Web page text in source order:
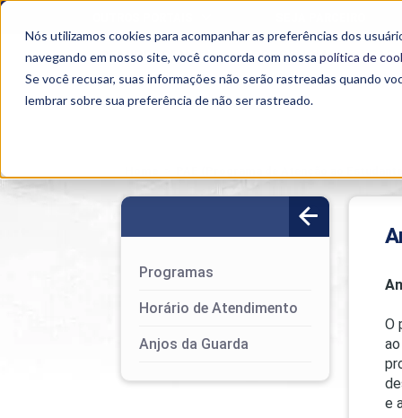
Nós utilizamos cookies para acompanhar as preferências dos
navegando em nosso site, você concorda com nossa política de
Se você recusar, suas informações não serão rastreadas quando
lembrar sobre sua preferência de não ser rastreado.
SEMIPRESENCIAL PRESENCIAL EAD
Programas
Horário de Atendimento
Anjos da Guarda
O
e